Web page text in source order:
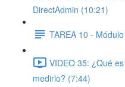
DirectAdmin (10:21)
TAREA 10 -
VIDEO 35: ¿Qué
medirlo? (7:44)